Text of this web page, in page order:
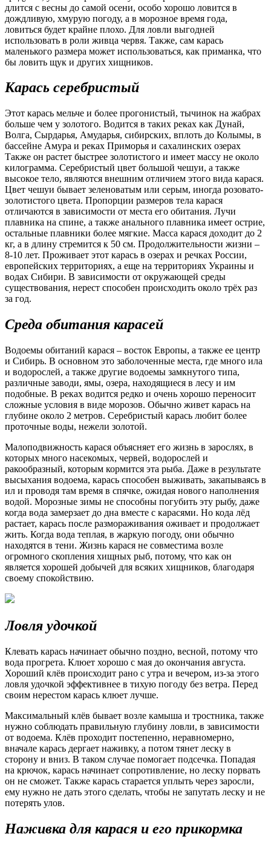
длится с весны до самой осени, особо хорошо ловится в
дождливую, хмурую погоду, а в морозное время года,
ловиться будет крайне плохо. Для ловли выгодней
использовать в роли живца червя. Также, сам карась
маленького размера может использоваться, как приманка, что
бы ловить щук и других хищников.
Карась серебристый
Этот карась мельче и более прогонистый, тычинок на жабрах
больше чем у золотого. Водится в таких реках как Дунай,
Волга, Сырдарья, Амударья, сибирских, вплоть до Колымы, в
бассейне Амура и реках Приморья и сахалинских озерах
Также он растет быстрее золотистого и имеет массу не около
килограмма. Серебристый цвет большой чешуи, а также
высокое тело, являются внешним отличием этого вида карася.
Цвет чешуи бывает зеленоватым или серым, иногда розовато-
золотистого цвета. Пропорции размеров тела карася
отличаются в зависимости от места его обитания. Лучи
плавника на спине, а также анального плавника имеет острие,
остальные плавники более мягкие. Масса карася доходит до 2
кг, а в длину стремится к 50 см. Продолжительности жизни –
8-10 лет. Проживает этот карась в озерах и речках России,
европейских территориях, а еще на территориях Украины и
водах Сибири. В зависимости от окружающей среды
существования, нерест способен происходить около трёх раз
за год.
Среда обитания карасей
Водоемы обитаний карася – восток Европы, а также ее центр
и Сибирь. В основном это заболоченные места, где много ила
и водорослей, а также другие водоемы замкнутого типа,
различные заводи, ямы, озера, находящиеся в лесу и им
подобные. В реках водится редко и очень хорошо переносит
сложные условия в виде морозов. Обычно живет карась на
глубине около 2 метров. Серебристый карась любит более
проточные воды, нежели золотой.
Малоподвижность карася объясняет его жизнь в зарослях, в
которых много насекомых, червей, водорослей и
ракообразный, которым кормится эта рыба. Даже в результате
высыхания водоема, карась способен выживать, закапываясь в
ил и проводя там время в спячке, ожидая нового наполнения
водой. Морозные зимы не способны погубить эту рыбу, даже
когда вода замерзает до дна вместе с карасями. Но кода лёд
растает, карась после размораживания оживает и продолжает
жить. Когда вода теплая, в жаркую погоду, они обычно
находятся в тени. Жизнь карася не совместима возле
огромного скопления хищных рыб, потому, что как он
является хорошей добычей для всяких хищников, благодаря
своему спокойствию.
Ловля удочкой
Клевать карась начинает обычно поздно, весной, потому что
вода прогрета. Клюет хорошо с мая до окончания августа.
Хороший клёв происходит рано с утра и вечером, из-за этого
ловля удочкой эффективнее в тихую погоду без ветра. Перед
своим нерестом карась клюет лучше.
Максимальный клёв бывает возле камыша и тростника, также
нужно соблюдать правильную глубину ловли, в зависимости
от водоема. Клёв проходит постепенно, неравномерно,
вначале карась дергает наживку, а потом тянет леску в
сторону и вниз. В таком случае помогает подсечка. Попадая
на крючок, карась начинает сопротивление, но леску порвать
он не сможет. Также карась старается уплыть через заросли,
ему нужно не дать этого сделать, чтобы не запутать леску и не
потерять улов.
Наживка для карася и его прикормка